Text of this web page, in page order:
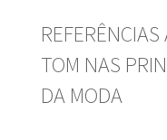
TOM NAS
DA MODA